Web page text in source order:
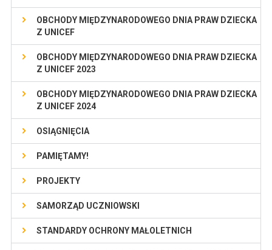
OBCHODY MIĘDZYNARODOWEGO DNIA PRAW DZIECKA
Z UNICEF
OBCHODY MIĘDZYNARODOWEGO DNIA PRAW DZIECKA
Z UNICEF 2023
OBCHODY MIĘDZYNARODOWEGO DNIA PRAW DZIECKA
Z UNICEF 2024
OSIĄGNIĘCIA
PAMIĘTAMY!
PROJEKTY
SAMORZĄD UCZNIOWSKI
STANDARDY OCHRONY MAŁOLETNICH